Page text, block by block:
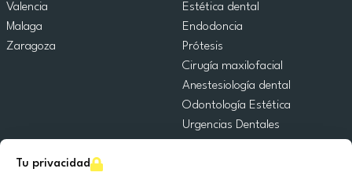
Tu privacidad
Valencia
Malaga
Zaragoza
Estética dental
Endodoncia
Prótesis
Cirugía maxilofacial
Anestesiología dental
Odontología Estética
Urgencias Dentales